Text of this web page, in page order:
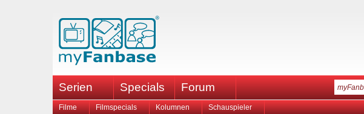
Serien Specials Forum
Filme Filmspecials Kolumnen Schauspieler